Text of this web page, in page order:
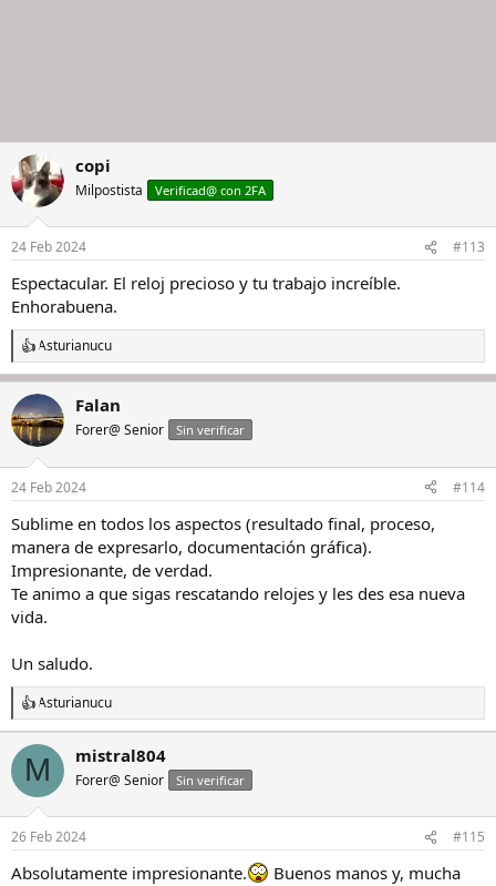
copi
Milpostista Verificad@ con 2FA
24 Feb 2024 #113
Espectacular. El reloj precioso y tu trabajo increíble.
Enhorabuena.
R
e
c
c
i
e
:
Asturianucu
Falan
Forer@ Senior Sin verificar
24 Feb 2024 #114
Sublime en todos los aspectos (resultado final, proceso,
manera de expresarlo, documentación gráfica).
Impresionante, de verdad.
Te animo a que sigas rescatando relojes y les des esa nueva
vida.
Un saludo.
R
e
a
i
o
n
e
s
Asturianucu
M mistral804
Forer@ Senior Sin verificar
26 Feb 2024 #115
Absolutamente impresionante.
Buenos manos y, mucha